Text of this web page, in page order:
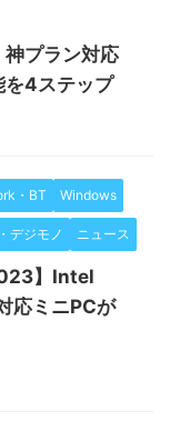
神プラン対応
を4ステップ
・BT Windows
デジモノ ニュース
】Intel
応ミニPCが